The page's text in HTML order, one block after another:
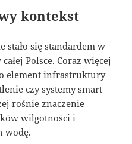
kontekst
stało się standardem w
Polsce. Coraz więcej
element infrastruktury
czy systemy smart
rośnie znaczenie
wilgotności i
wodę.